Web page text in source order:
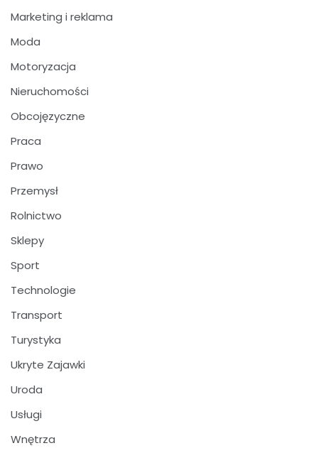
Marketing i reklama
Moda
Motoryzacja
Nieruchomości
Obcojęzyczne
Praca
Prawo
Przemysł
Rolnictwo
Sklepy
Sport
Technologie
Transport
Turystyka
Ukryte Zajawki
Uroda
Usługi
Wnętrza